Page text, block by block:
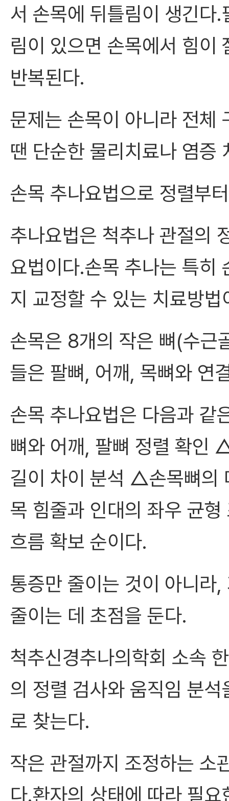
서 손목에 뒤틀림이 생긴다
림이 있으면 손목에서 힘이
반복된다.
문제는 손목이 아니라 전체
땐 단순한 물리치료나 염증
손목 추나요법으로 정렬부
추나요법은 척추나 관절의
요법이다.손목 추나는 특히
지 교정할 수 있는 치료방법
손목은 8개의 작은 뼈(수근
들은 팔뼈, 어깨, 목뼈와 연
손목 추나요법은 다음과
뼈와 어깨, 팔뼈 정렬 확인
길이 차이 분석 △손목뼈의
목 힘줄과 인대의 좌우 균
흐름 확보 순이다.
통증만 줄이는 것이 아니라
줄이는 데 초점을 둔다.
척추신경추나의학회 소속
의 정렬 검사와 움직임 분
로 찾는다.
작은 관절까지 조정하는 소
다.환자의 상태에 따라 필요